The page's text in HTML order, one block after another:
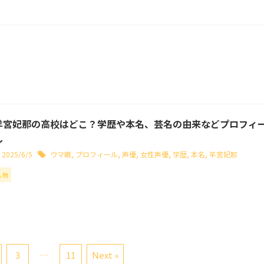
宮妃那の高校はどこ？学歴や本名、芸名の由来などプロフィ
2025/6/5 ウマ娘, プロフィール, 声優, 女性声優, 学歴, 本名, 羊宮妃那
物
3 … 11 Next »